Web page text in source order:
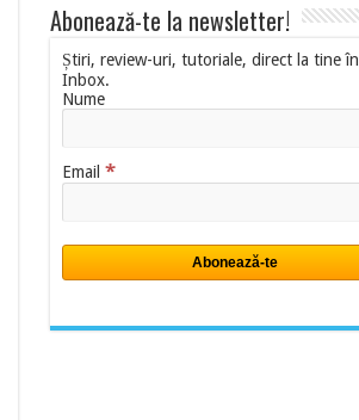
Abonează-te la newsletter!
Știri, review-uri, tutoriale, direct la tine în
Inbox.
Nume
Email *